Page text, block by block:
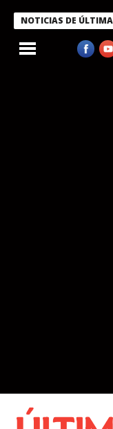
NOTICIAS DE
condecora a